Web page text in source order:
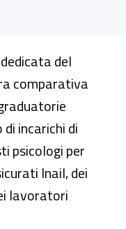
del
comparativa
incarichi di
psicologi per
Inail, dei
lavoratori